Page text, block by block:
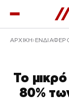
ΑΡΧΙΚΉ
Το
80%